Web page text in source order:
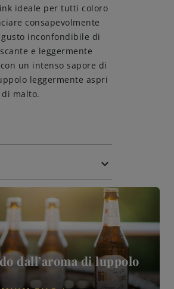
Sostenibilità
Amicizie di birra
Impegni
ideale per tutti coloro
consapevolmente
gusto inconfondibile di
e leggermente
un intenso sapore di
leggermente aspri
malto.
keyboard_arrow_down
dall’aroma di luppolo